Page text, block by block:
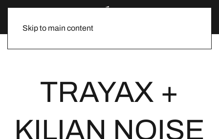
Skip to main content
TRAYAX +
KILIAN NOISE